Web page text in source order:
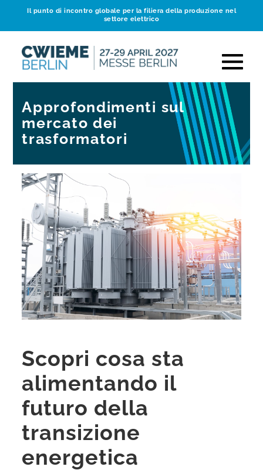
Il punto di incontro globale per la filiera della produzione nel
settore elettrico
Approfondimenti sul
mercato dei
trasformatori
Scopri cosa sta
alimentando il
futuro della
transizione
energetica